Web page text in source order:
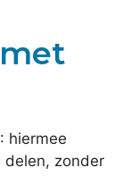
hiermee
delen, zonder